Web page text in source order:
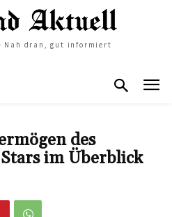
Nah dran, gut informiert
des
im Überblick